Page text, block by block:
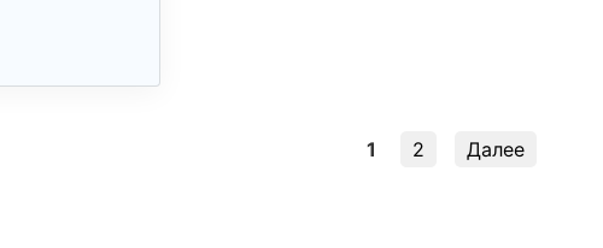
1 2 Далее